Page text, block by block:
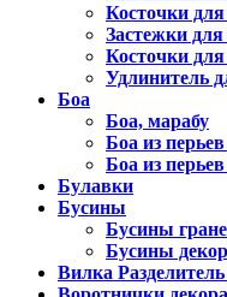
Косточки для
Застежки для
Косточки для
Удлинитель
Боа
Боа, марабу
Боа из перьев
Боа из
Булавки
Бусины
Бусины
Бусины
Вилка